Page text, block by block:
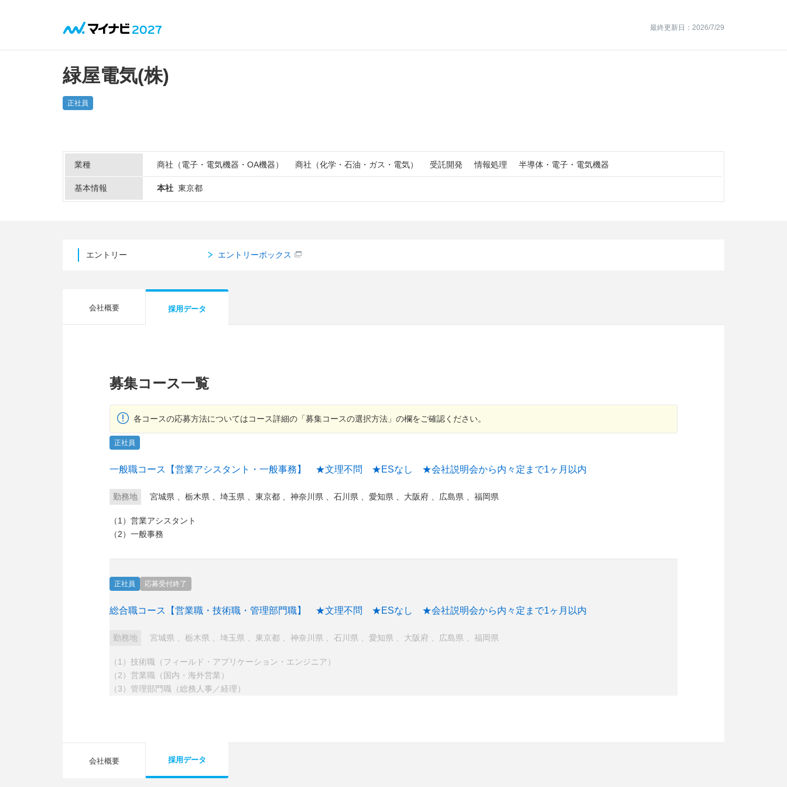
最終更新日：2026/7/29
緑屋電気(株)
正社員
業種 商社（電子・電気機器・OA機器） 商社（化学・石油・ガス・電気） 受託開発 情報処理 半導体・電子・電気機器
基本情報 本社 東京都
エントリー エントリーボックス
会社概要 採用データ
募集コース一覧
各コースの応募方法についてはコース詳細の「募集コースの選択方法」の欄をご確認ください。
正社員
一般職コース【営業アシスタント・一般事務】 ★文理不問 ★ESなし ★会社説明会から内々定まで1ヶ月以内
勤務地 宮城県 栃木県 埼玉県 東京都 神奈川県 石川県 愛知県 大阪府 広島県 福岡県
（1）営業アシスタント
（2）一般事務
正社員 応募受付終了
総合職コース【営業職・技術職・管理部門職】 ★文理不問 ★ESなし ★会社説明会から内々定まで1ヶ月以内
勤務地 宮城県 栃木県 埼玉県 東京都 神奈川県 石川県 愛知県 大阪府 広島県 福岡県
（1）技術職（フィールド・アプリケーション・エンジニア）
（2）営業職（国内・海外営業）
（3）管理部門職（総務人事／経理）
会社概要 採用データ